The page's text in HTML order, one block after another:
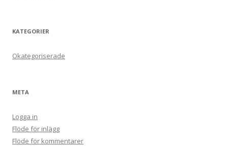
KATEGORIER
Okategoriserade
META
Logga in
Flöde för inlägg
Flöde för kommentarer